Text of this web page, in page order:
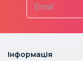
Інформація